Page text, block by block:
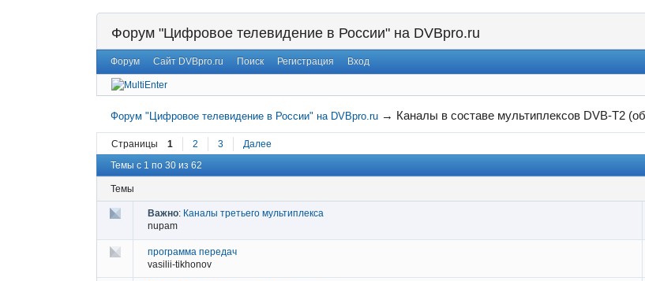
Форум "Цифровое телевидение в России" на DVBpro.ru
Форум Сайт DVBpro.ru Поиск Регистрация Вход
Форум "Цифровое телевидение в России" на DVBpro.ru → Каналы в составе мультиплексов DVB-T2
Страницы 1 2 3 Далее
Темы с 1 по 30 из 62
Темы
Важно: Каналы третьего мультиплекса
nupam
программа передач
vasilii-tikhonov